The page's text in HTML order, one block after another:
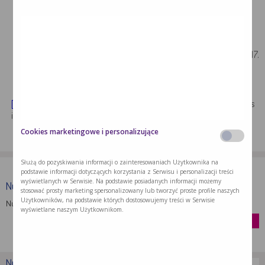
changes in cancer. Annals of Oncology 28: 969–984, 2017.
Spotten et al. Subjective and objective taste and smell changes
in cancer. Annals of Oncology 28: 969–984, 2017
Nutridrink Protein Omega 3
Nutridrink Protein Omega 3 to doustny …
Cookies marketingowe i personalizujące
Służą do pozyskiwania informacji o zainteresowaniach Użytkownika na
podstawie informacji dotyczących korzystania z Serwisu i personalizacji treści
wyświetlanych w Serwisie. Na podstawie posiadanych informacji możemy
stosować prosty marketing spersonalizowany lub tworzyć proste profile naszych
Użytkowników, na podstawie których dostosowujemy treści w Serwisie
wyświetlane naszym Użytkownikom.